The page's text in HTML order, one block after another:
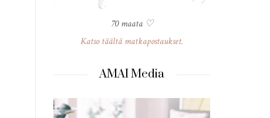
70 maata ♡
Katso täältä matkapostaukset.
AMAI Media